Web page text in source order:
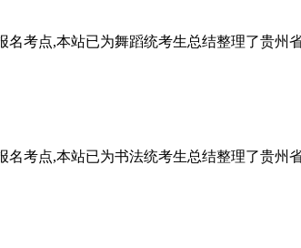
考点,本站已为舞蹈统考生总结整理了贵州
考点,本站已为书法统考生总结整理了贵州